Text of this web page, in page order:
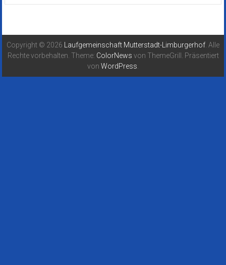
Copyright © 2026 Laufgemeinschaft Mutterstadt-Limburgerhof . Alle
Rechte vorbehalten. Theme: ColorNews von ThemeGrill. Präsentiert
von WordPress